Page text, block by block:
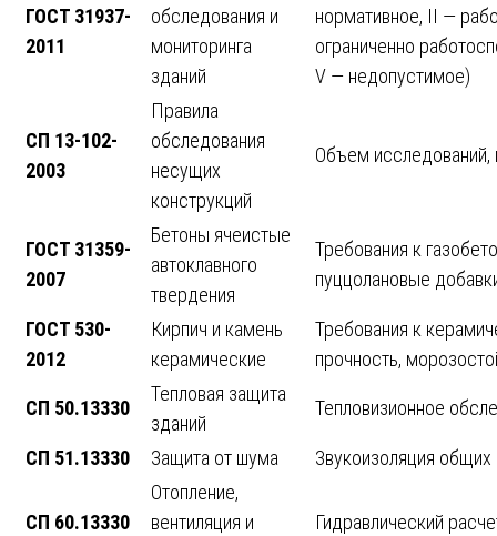
ГОСТ 31937-
2011
обследования и
мониторинга
зданий
нормативное, II —
ограниченно
V — недопустимое)
СП 13-102-
2003
Правила
обследования
несущих
конструкций
Объем
ГОСТ 31359-
2007
Бетоны ячеистые
автоклавного
твердения
Требования к
пуццолановые
ГОСТ 530-
2012
Кирпич и камень
керамические
Требования к
прочность,
СП 50.13330
Тепловая защита
зданий
Тепловизионное
СП 51.13330 Защита от шума Звукоизоляция
СП 60.13330
Отопление,
вентиляция и
Гидравлический